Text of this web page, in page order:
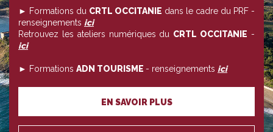
► Formations du CRTL OCCITANIE dans le cadre du PRF -
renseignements ici
Retrouvez les ateliers numériques du CRTL OCCITANIE -
ici
► Formations ADN TOURISME - renseignements ici
EN SAVOIR PLUS